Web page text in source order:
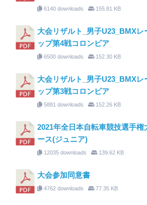
6140 downloads 155.81 KB
大会リザルト_男子U23_BMXレ
ップ第4戦コロンビア
6500 downloads 152.30 KB
大会リザルト_男子U23_BMXレ
ップ第3戦コロンビア
5881 downloads 152.26 KB
2021年全日本自転車競技選手権
ース(ジュニア)
12035 downloads 139.62 KB
大会参加同意書
4762 downloads 77.35 KB